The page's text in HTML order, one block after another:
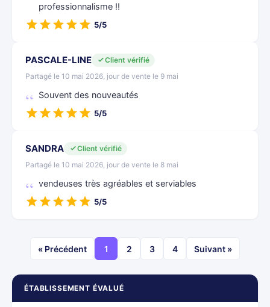
ÉTABLISSEMENT ÉVALUÉ
professionnalisme !!
5/5
PASCALE-LINE
Client vérifié
Partagé le 10 mai 2026, jour de vente le 9 mai
Souvent des nouveautés
5/5
SANDRA
Client vérifié
Partagé le 10 mai 2026, jour de vente le 8 mai
vendeuses très agréables et serviables
5/5
« Précédent 1 2 3 4 Suivant »